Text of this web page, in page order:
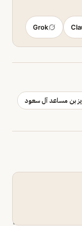
Grok
بن مساعد آل سعود